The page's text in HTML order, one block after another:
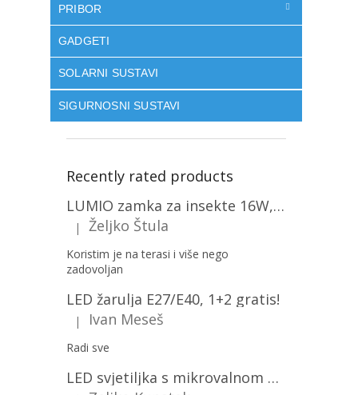
PRIBOR
GADGETI
SOLARNI SUSTAVI
SIGURNOSNI SUSTAVI
Recently rated products
LUMIO zamka za insekte 16W, 1+1 gratis! [MKE004]
The product rating is 5 out of 5 stars.
| Željko Štula
Koristim je na terasi i više nego
zadovoljan
LED žarulja E27/E40, 1+2 gratis!
The product rating is 5 out of 5 stars.
| Ivan Meseš
Radi sve
LED svjetiljka s mikrovalnom pećnicom i svjetlosnim senzorom 36W, 3820lm, okrugla, bijeli okvir/2-PACK!